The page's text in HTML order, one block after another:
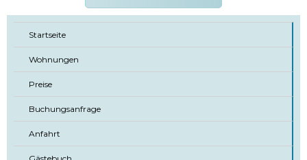
Startseite
Wohnungen
Preise
Buchungsanfrage
Anfahrt